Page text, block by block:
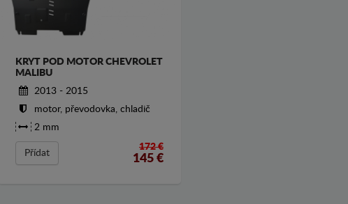
KRYT POD MOTOR CHEVROLET
MALIBU
2013 - 2015
motor, převodovka, chladič
2 mm
Přídat
172 €
145€